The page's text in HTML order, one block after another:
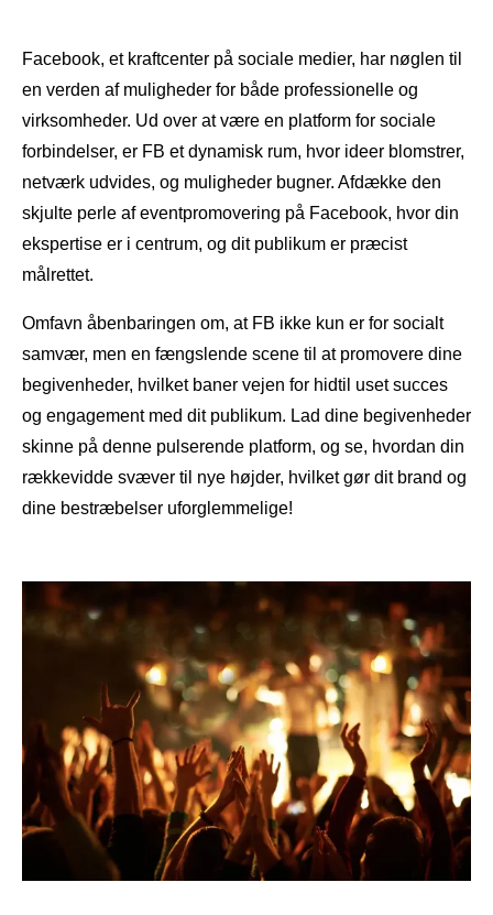
Facebook, et kraftcenter på sociale medier, har nøglen til
en verden af ​​muligheder for både professionelle og
virksomheder. Ud over at være en platform for sociale
forbindelser, er FB et dynamisk rum, hvor ideer blomstrer,
netværk udvides, og muligheder bugner. Afdække den
skjulte perle af eventpromovering på Facebook, hvor din
ekspertise er i centrum, og dit publikum er præcist
målrettet.
Omfavn åbenbaringen om, at FB ikke kun er for socialt
samvær, men en fængslende scene til at promovere dine
begivenheder, hvilket baner vejen for hidtil uset succes
og engagement med dit publikum. Lad dine begivenheder
skinne på denne pulserende platform, og se, hvordan din
rækkevidde svæver til nye højder, hvilket gør dit brand og
dine bestræbelser uforglemmelige!